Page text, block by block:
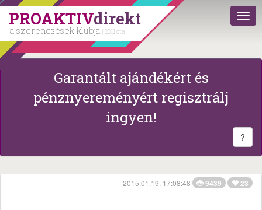
PROAKTIVdirekt
a szerencsések klubja | 2011 óta
Garantált ajándékért és
pénznyereményért regisztrálj
ingyen!
?
2015.01.19. 17:08:48 9439 23